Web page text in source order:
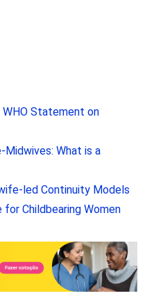
WHO Statement on
Midwives: What is a
led Continuity Models
Childbearing Women